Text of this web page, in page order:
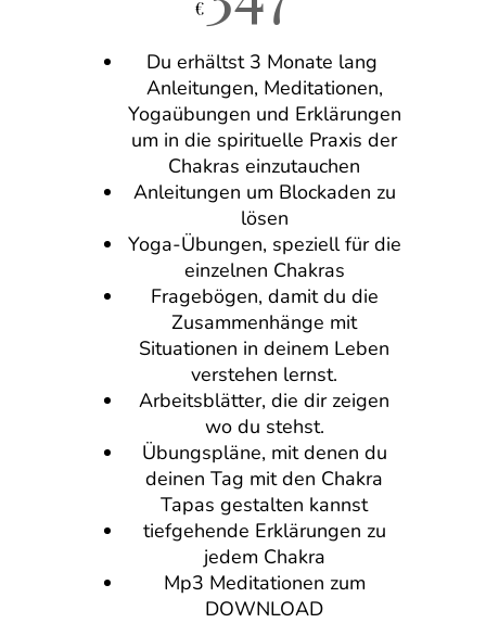
€
Du erhältst 3 Monate lang
Anleitungen, Meditationen,
Yogaübungen und Erklärungen
um in die spirituelle Praxis der
Chakras einzutauchen
Anleitungen um Blockaden zu
lösen
Yoga-Übungen, speziell für die
einzelnen Chakras
Fragebögen, damit du die
Zusammenhänge mit
Situationen in deinem Leben
verstehen lernst.
Arbeitsblätter, die dir zeigen
wo du stehst.
Übungspläne, mit denen du
deinen Tag mit den Chakra
Tapas gestalten kannst
tiefgehende Erklärungen zu
jedem Chakra
Mp3 Meditationen zum
DOWNLOAD